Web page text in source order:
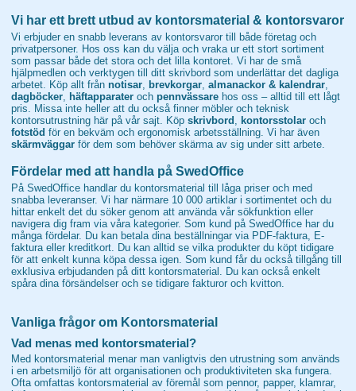
Vi har ett brett utbud av kontorsmaterial & kontorsvaror
Vi erbjuder en snabb leverans av kontorsvaror till både företag och
privatpersoner. Hos oss kan du välja och vraka ur ett stort sortiment
som passar både det stora och det lilla kontoret. Vi har de små
hjälpmedlen och verktygen till ditt skrivbord som underlättar det dagliga
arbetet. Köp allt från notisar brevkorgar almanackor & kalendrar
dagböcker häftapparater och pennvässare hos oss – alltid till ett lågt
pris. Missa inte heller att du också finner möbler och teknisk
kontorsutrustning här på vår sajt. Köp skrivbord kontorsstolar och
fotstöd för en bekväm och ergonomisk arbetsställning. Vi har även
skärmväggar för dem som behöver skärma av sig under sitt arbete.
Fördelar med att handla på SwedOffice
På SwedOffice handlar du kontorsmaterial till låga priser och med
snabba leveranser. Vi har närmare 10 000 artiklar i sortimentet och du
hittar enkelt det du söker genom att använda vår sökfunktion eller
navigera dig fram via våra kategorier. Som kund på SwedOffice har du
många fördelar. Du kan betala dina beställningar via PDF-faktura, E-
faktura eller kreditkort. Du kan alltid se vilka produkter du köpt tidigare
för att enkelt kunna köpa dessa igen. Som kund får du också tillgång till
exklusiva erbjudanden på ditt kontorsmaterial. Du kan också enkelt
spåra dina försändelser och se tidigare fakturor och kvitton.
Vanliga frågor om Kontorsmaterial
Vad menas med kontorsmaterial?
Med kontorsmaterial menar man vanligtvis den utrustning som används
i en arbetsmiljö för att organisationen och produktiviteten ska fungera.
Ofta omfattas kontorsmaterial av föremål som pennor, papper, klamrar,